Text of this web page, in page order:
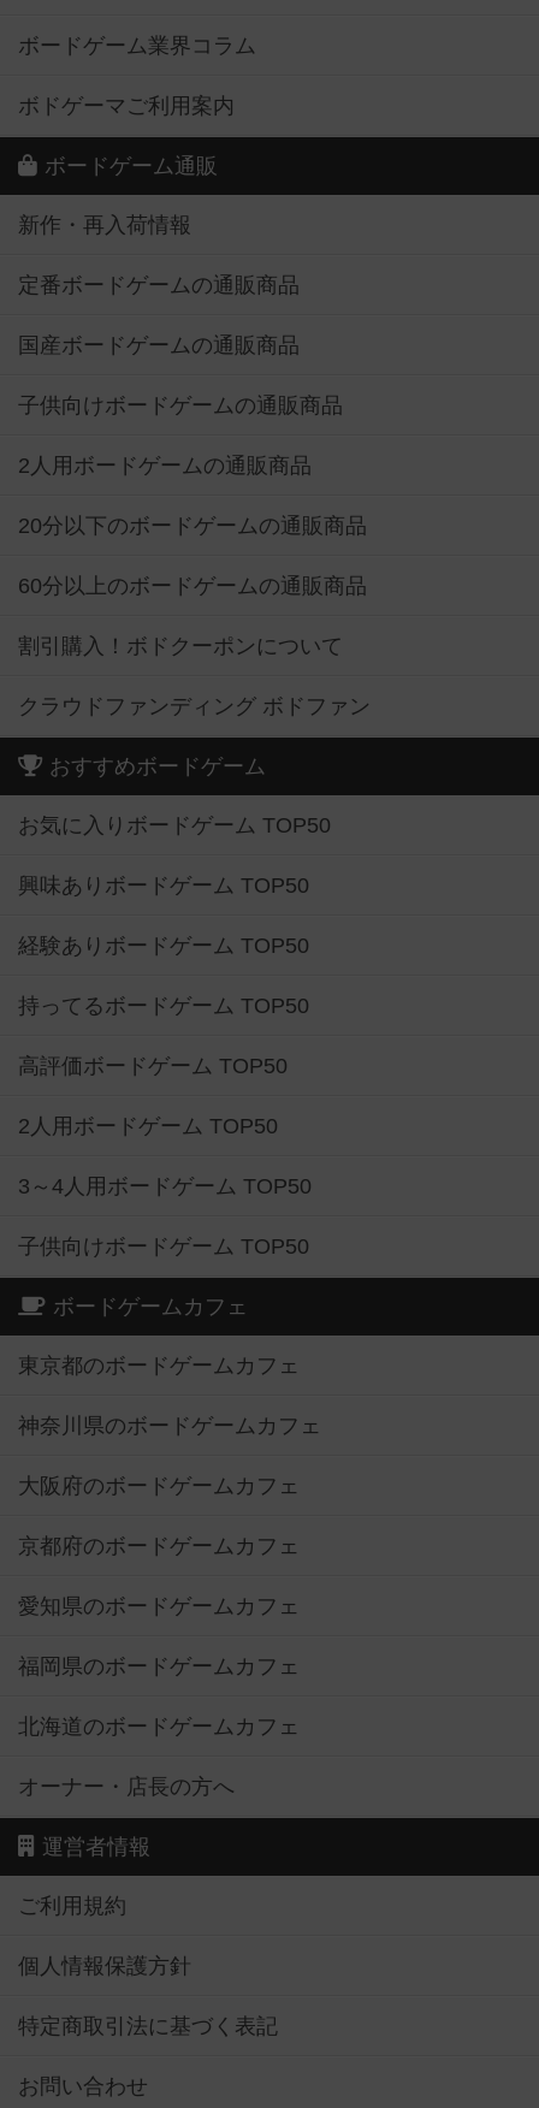
ボードゲーム業界コラム
ボドゲーマご利用案内
ボードゲーム通販
新作・再入荷情報
定番ボードゲームの通販商品
国産ボードゲームの通販商品
子供向けボードゲームの通販商品
2人用ボードゲームの通販商品
20分以下のボードゲームの通販商品
60分以上のボードゲームの通販商品
割引購入！ボドクーポンについて
クラウドファンディング ボドファン
おすすめボードゲーム
お気に入りボードゲーム TOP50
興味ありボードゲーム TOP50
経験ありボードゲーム TOP50
持ってるボードゲーム TOP50
高評価ボードゲーム TOP50
2人用ボードゲーム TOP50
3～4人用ボードゲーム TOP50
子供向けボードゲーム TOP50
ボードゲームカフェ
東京都のボードゲームカフェ
神奈川県のボードゲームカフェ
大阪府のボードゲームカフェ
京都府のボードゲームカフェ
愛知県のボードゲームカフェ
福岡県のボードゲームカフェ
北海道のボードゲームカフェ
オーナー・店長の方へ
運営者情報
ご利用規約
個人情報保護方針
特定商取引法に基づく表記
お問い合わせ